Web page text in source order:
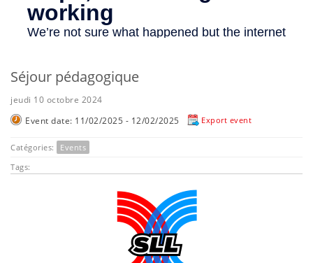
Séjour pédagogique
jeudi 10 octobre 2024
Event date: 11/02/2025 - 12/02/2025
Export event
Catégories:
Events
Tags: